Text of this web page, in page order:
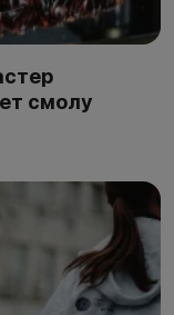
смолу